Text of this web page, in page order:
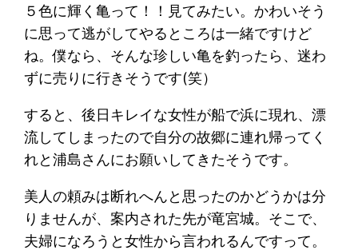
５色に輝く亀って！！見てみたい。かわいそう
に思って逃がしてやるところは一緒ですけど
ね。僕なら、そんな珍しい亀を釣ったら、迷わ
ずに売りに行きそうです(笑）
すると、後日キレイな女性が船で浜に現れ、漂
流してしまったので自分の故郷に連れ帰ってく
れと浦島さんにお願いしてきたそうです。
美人の頼みは断れへんと思ったのかどうかは分
りませんが、案内された先が竜宮城。そこで、
夫婦になろうと女性から言われるんですって。